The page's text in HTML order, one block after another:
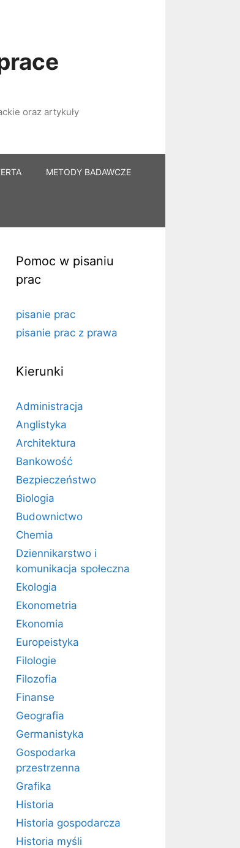
oraz artykuły
METODY BADAWCZE
Pomoc w pisaniu
prac
pisanie prac
pisanie prac z prawa
Kierunki
Administracja
Anglistyka
Architektura
Bankowość
Bezpieczeństwo
Biologia
Budownictwo
Chemia
Dziennikarstwo i
komunikacja społeczna
Ekologia
Ekonometria
Ekonomia
Europeistyka
Filologie
Filozofia
Finanse
Geografia
Germanistyka
Gospodarka
przestrzenna
Grafika
Historia
Historia gospodarcza
Historia myśli